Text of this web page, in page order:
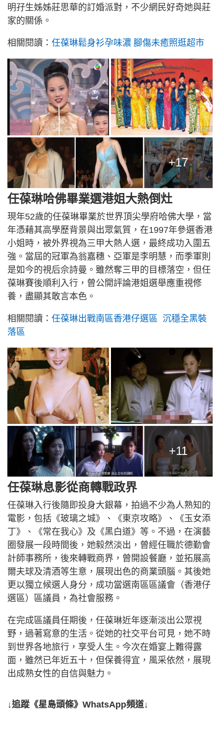
明孖生姊姊莊思華的訂婚派對，不少網民好奇她與莊
家的關係。
相關閱讀： 任葆琳鬆身衫孕味濃 腳傷未癒照逛超市
+17
任葆琳哈佛畢業選港姐大熱倒灶
現年52歲的任葆琳畢業於世界頂尖學府哈佛大學，當
年憑藉其高學歷背景與出眾氣質，在1997年參選香港
小姐時，被外界視為三甲大熱人選，最終成功入圍五
強。當屆的冠軍為翁嘉穗、亞軍是李明慧，而季軍則
是如今的視后佘詩曼。雖然奪三甲的目標落空，但任
葆琳賽後順利入行，曾公開評論港姐選舉應重視修
養，盡顯其敢言本色。
相關閱讀： 任葆琳出戰南區香港仔選區 沉穩全黑裝
落區
+11
任葆琳息影從商轉戰政界
任葆琳入行後隨即投身大銀幕，拍過不少為人熟知的
電影，包括《玻璃之城》、《東京攻略》、《玉女添
丁》、《常在我心》及《黑白道》等。不過，在演藝
圈發展一段時間後，她毅然淡出，曾經任職於德勤會
計師事務所，後來轉戰商界，曾開設餐廳，並拓展高
爾夫球及清酒等生意，展現出色的商業頭腦。其後她
更以獨立候選人身分，成功當選南區區議會（香港仔
選區）區議員，為社會服務。
在完成區議員任期後，任葆琳近年逐漸淡出公眾視
野，過著寫意的生活。從她的社交平台可見，她不時
到世界各地旅行，享受人生。今次在婚宴上難得露
面，雖然已年近五十，但保養得宜，風采依然，展現
出成熟女性的自信與魅力。
↓追蹤《星島頭條》WhatsApp頻道↓